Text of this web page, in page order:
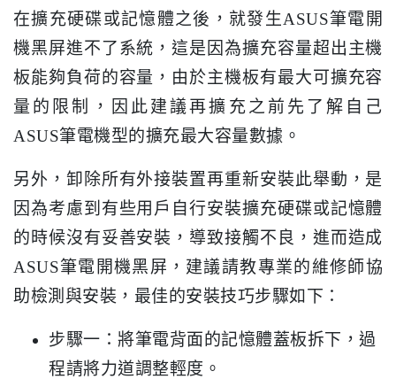
在擴充硬碟或記憶體之後，就發生ASUS筆電開
機黑屏進不了系統，這是因為擴充容量超出主機
板能夠負荷的容量，由於主機板有最大可擴充容
量的限制，因此建議再擴充之前先了解自己
ASUS筆電機型的擴充最大容量數據。
另外，卸除所有外接裝置再重新安裝此舉動，是
因為考慮到有些用戶自行安裝擴充硬碟或記憶體
的時候沒有妥善安裝，導致接觸不良，進而造成
ASUS筆電開機黑屏，建議請教專業的維修師協
助檢測與安裝，最佳的安裝技巧步驟如下：
步驟一：將筆電背面的記憶體蓋板拆下，過
程請將力道調整輕度。